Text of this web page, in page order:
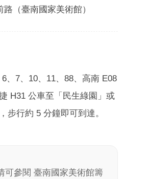
（臺南國家美術館）
、7、10、11、88、高南 E08
H31 公車至「民生綠園」或
步行約 5 分鐘即可到達。
可參閱 臺南國家美術館籌